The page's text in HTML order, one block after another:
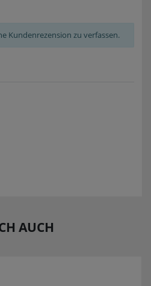
Kundenrezension zu verfassen.
AUCH